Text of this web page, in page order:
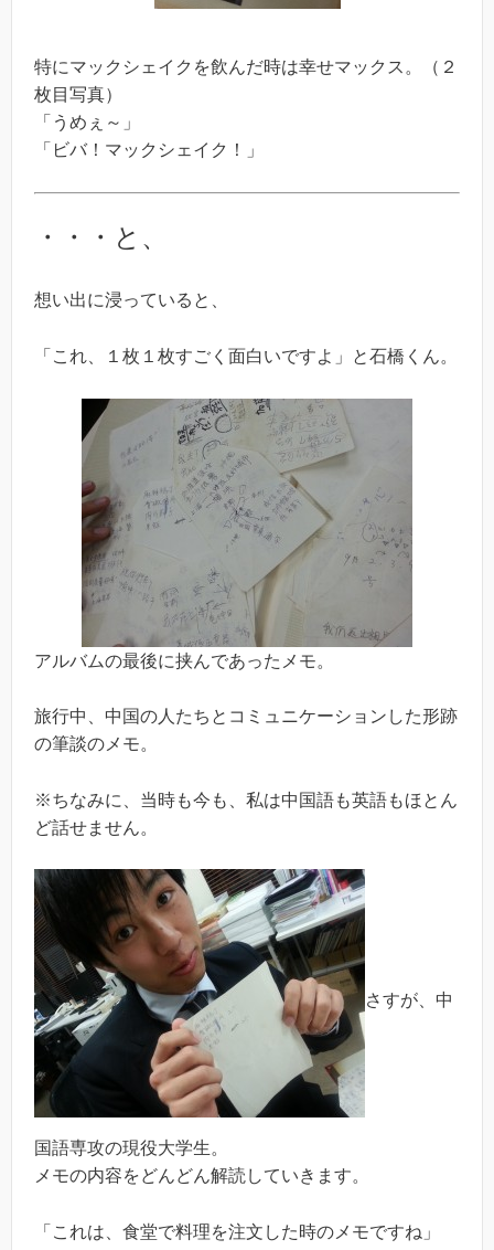
特にマックシェイクを飲んだ時は幸せマックス。（２
枚目写真）
「うめぇ～」
「ビバ！マックシェイク！」
・・・と、
想い出に浸っていると、
「これ、１枚１枚すごく面白いですよ」と石橋くん。
アルバムの最後に挟んであったメモ。
旅行中、中国の人たちとコミュニケーションした形跡
の筆談のメモ。
※ちなみに、当時も今も、私は中国語も英語もほとん
ど話せません。
さすが、中
国語専攻の現役大学生。
メモの内容をどんどん解読していきます。
「これは、食堂で料理を注文した時のメモですね」